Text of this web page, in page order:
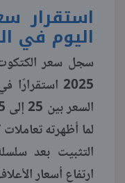
استقرار
اليوم في
2025
لما أظهرته
التثبيت بعد
ارتفاع أسعار